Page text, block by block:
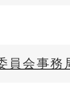
員会事務